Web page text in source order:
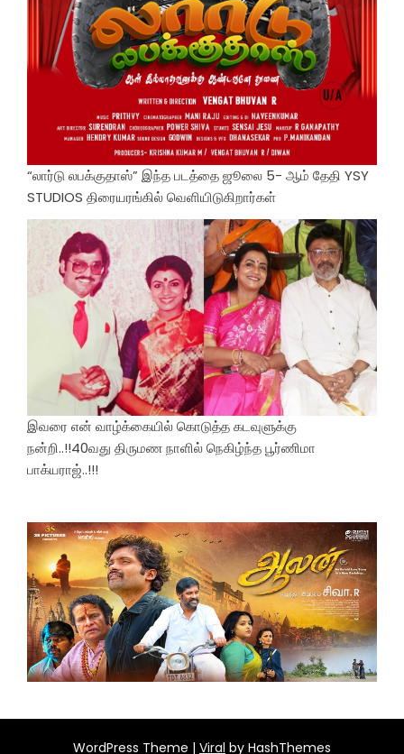
“லார்டு லபக்குதாஸ்” இந்த படத்தை ஜூலை 5- ஆம் தேதி YSY
STUDIOS திரையரங்கில் வெளியிடுகிறார்கள்
இவரை என் வாழ்க்கையில் கொடுத்த கடவுளுக்கு
நன்றி..!!40வது திருமண நாளில் நெகிழ்ந்த பூர்ணிமா
பாக்யராஜ்..!!!
WordPress Theme | Viral by HashThemes